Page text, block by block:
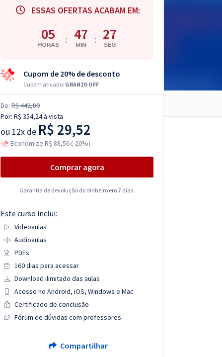
ESSAS OFERTAS ACABAM EM:
05
HORAS : 47
MIN : 26
SEG
Cupom de 20% de desconto
Cupom ativado: GRAN20-OFF
De: R$ 442,80
Por: R$ 354,24à vista
ou 12x de R$ 29,52
Economize R$ 88,56 (-20%)
Comprar agora
Garantia de devolução do dinheiro em 7 dias.
Este curso inclui:
Videoaulas
Audioaulas
PDFs
160 dias para acessar
Download ilimitado das aulas
Acesso no Android, iOS, Windows e Mac
Certificado de conclusão
Fórum de dúvidas com professores
Compartilhar